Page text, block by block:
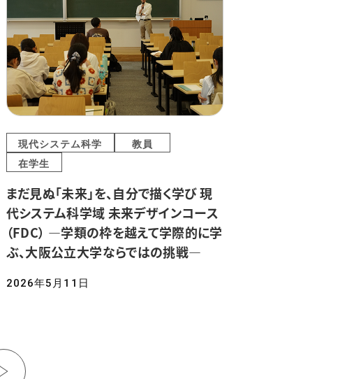
2026年5月11日
現代システム科学
教員
在学生
まだ見ぬ「未来」を、自分で描く学び 現
代システム科学域 未来デザインコース
（FDC） ―学類の枠を越えて学際的に学
ぶ、大阪公立大学ならではの挑戦―
›